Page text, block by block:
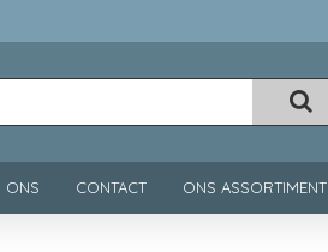
ONS CONTACT ONS ASSORTIMENT